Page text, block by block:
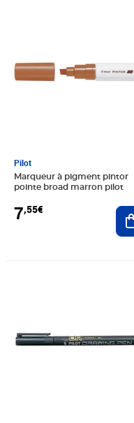
Pilot
Marqueur à pigment pintor
pointe broad marron pilot
7,55€